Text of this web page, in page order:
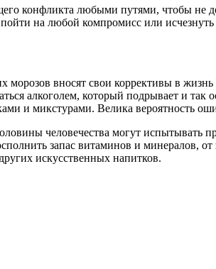
конфликта любыми путями, чтобы
на любой компромисс или
морозов вносят свои коррективы в
алкоголем, который подрывает и
и микстурами. Велика вероятность
человечества могут
запас витаминов и минералов,
искусственных напитков.